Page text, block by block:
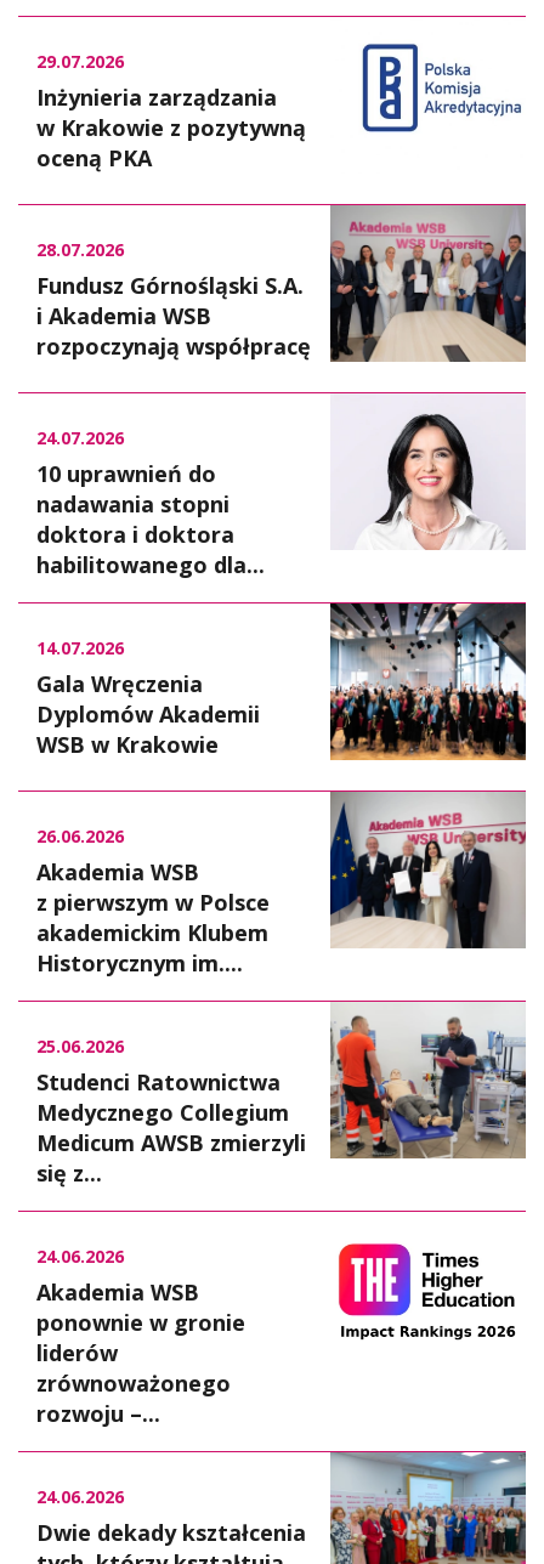
29.07.2026
Inżynieria zarządzania
w Krakowie z pozytywną
oceną PKA
28.07.2026
Fundusz Górnośląski S.A.
i Akademia WSB
rozpoczynają współpracę
24.07.2026
10 uprawnień do
nadawania stopni
doktora i doktora
habilitowanego dla...
14.07.2026
Gala Wręczenia
Dyplomów Akademii
WSB w Krakowie
26.06.2026
Akademia WSB
z pierwszym w Polsce
akademickim Klubem
Historycznym im....
25.06.2026
Studenci Ratownictwa
Medycznego Collegium
Medicum AWSB zmierzyli
się z...
24.06.2026
Akademia WSB
ponownie w gronie
liderów
zrównoważonego
rozwoju –...
24.06.2026
Dwie dekady kształcenia